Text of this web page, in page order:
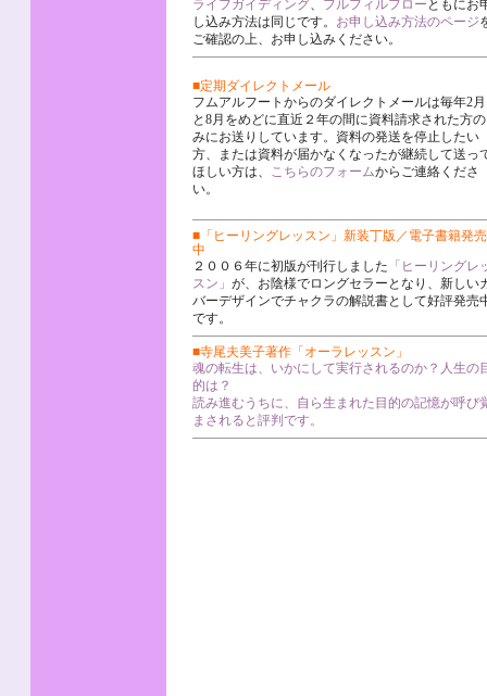
ライフガイディング、 フルフィルフロー ともにお
し込み方法は同じです。
お申し込み方法のページ
ご確認の上、お申し込みください。
■定期ダイレクトメール
フムアルフートからのダイレクトメールは毎年2月
と8月をめどに直近２年の間に資料請求された方の
みにお送りしています。
資料の発送を停止したい
方、または資料が届かなくなったが継続して送っ
ほしい方は、
こちらのフォームからご連絡くださ
い。
■「ヒーリングレッスン」新装丁版／電子書籍発売
中
２００６年に初版が刊行しました 「ヒーリングレ
スン」 が、お陰様でロングセラーとなり、新しい
バーデザインでチャクラの解説書として好評発売
です。
■寺尾夫美子著作「オーラレッスン」
魂の転生は、いかにして実行されるのか？人生の
的は？
読み進むうちに、自ら生まれた目的の記憶が呼び
まされると評判です。